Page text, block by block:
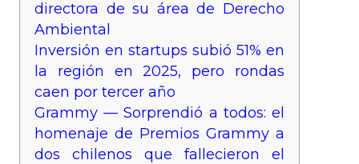
directora de su área de Derecho
Ambiental
Inversión en startups subió 51% en
la región en 2025, pero rondas
caen por tercer año
Grammy — Sorprendió a todos: el
homenaje de Premios Grammy a
dos chilenos que fallecieron el